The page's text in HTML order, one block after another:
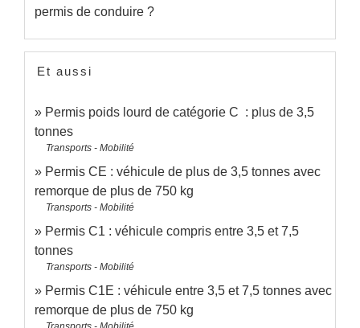
permis de conduire ?
Et aussi
Permis poids lourd de catégorie C : plus de 3,5
tonnes
Transports - Mobilité
Permis CE : véhicule de plus de 3,5 tonnes avec
remorque de plus de 750 kg
Transports - Mobilité
Permis C1 : véhicule compris entre 3,5 et 7,5
tonnes
Transports - Mobilité
Permis C1E : véhicule entre 3,5 et 7,5 tonnes avec
remorque de plus de 750 kg